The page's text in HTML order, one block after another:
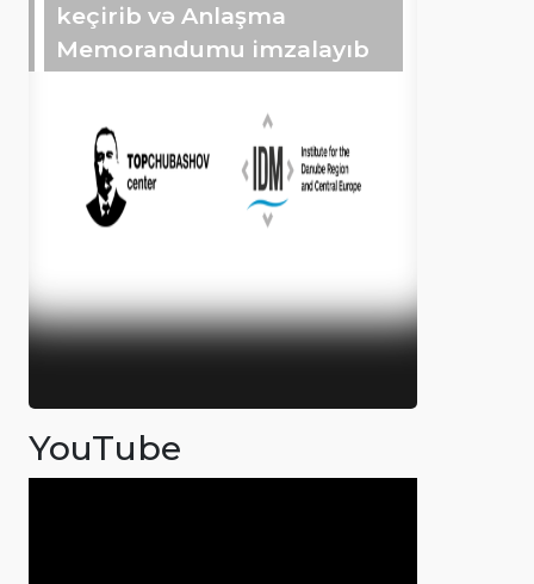
keçirib və Anlaşma
Memorandumu imzalayıb
YouTube